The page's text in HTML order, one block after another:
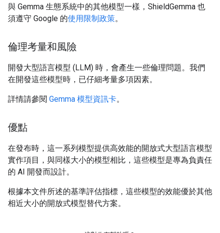
與 Gemma 生態系統中的其他模型一樣，ShieldGemma 也
須遵守 Google 的使用限制政策。
倫理考量和風險
開發大型語言模型 (LLM) 時，會產生一些倫理問題。我們
在開發這些模型時，已仔細考量多項因素。
詳情請參閱 Gemma 模型資訊卡。
優點
在發布時，這一系列模型提供高效能的開放式大型語言模型
實作項目，與同樣大小的模型相比，這些模型是專為負責任
的 AI 開發而設計。
根據本文件所述的基準評估指標，這些模型的效能優於其他
相近大小的開放式模型替代方案。